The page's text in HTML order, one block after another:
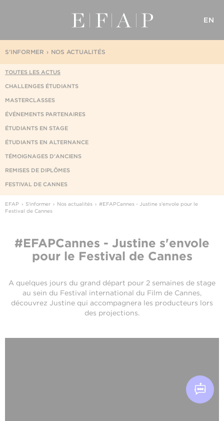
EN
NOS ACTUALITÉS
S'INFORMER
TOUTES LES ACTUS
CHALLENGES ÉTUDIANTS
MASTERCLASSES
ÉVÉNEMENTS PARTENAIRES
ÉTUDIANTS EN STAGE
ÉTUDIANTS EN ALTERNANCE
TÉMOIGNAGES D'ANCIENS
REMISES DE DIPLÔMES
FESTIVAL DE CANNES
EFAP S'informer Nos actualités
#EFAPCannes - Justine s'envole pour le
Festival de Cannes
#EFAPCannes - Justine s'envole
pour le Festival de Cannes
A quelques jours du grand départ pour 2 semaines de stage
au sein du Festival international du Film de Cannes,
découvrez Justine qui accompagnera les producteurs lors
des projections.